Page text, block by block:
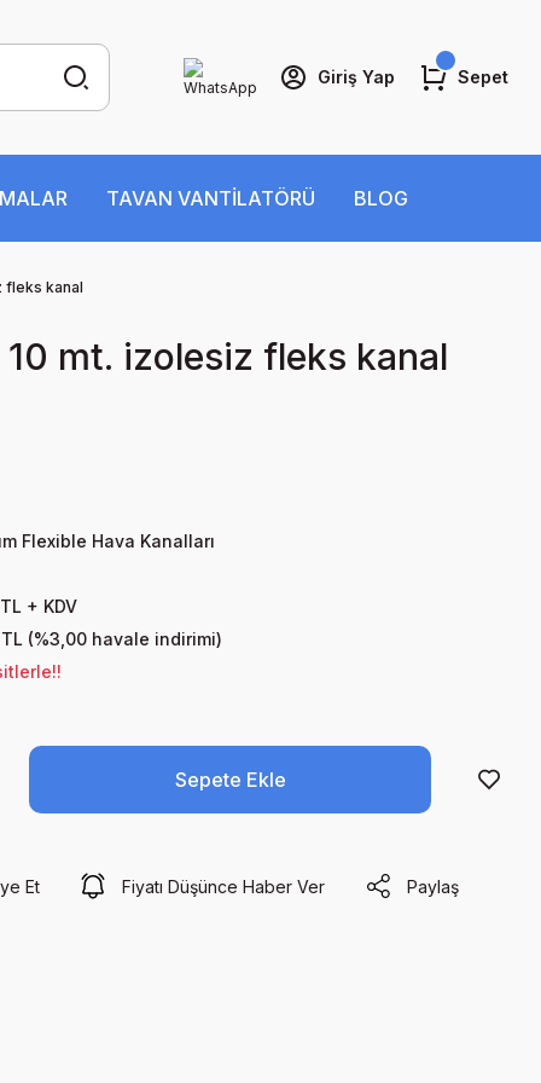
Giriş Yap Sepet
TAVAN VANTİLATÖRÜ BLOG
fleks kanal
mt. izolesiz fleks kanal
Flexible Hava Kanalları
+ KDV
(%3,00 havale indirimi)
Sepete Ekle
Et Fiyatı Düşünce Haber Ver Paylaş